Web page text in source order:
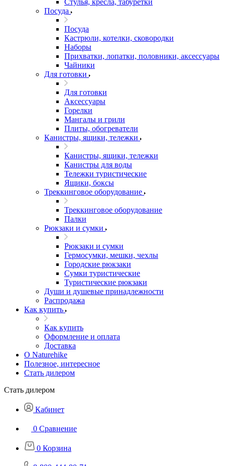
Стулья, кресла, табуретки
Посуда
Посуда
Кастрюли, котелки, сковородки
Наборы
Прихватки, лопатки, половники, аксессуары
Чайники
Для готовки
Для готовки
Аксессуары
Горелки
Мангалы и грили
Плиты, обогреватели
Канистры, ящики, тележки
Канистры, ящики, тележки
Канистры для воды
Тележки туристические
Ящики, боксы
Треккинговое оборудование
Треккинговое оборудование
Палки
Рюкзаки и сумки
Рюкзаки и сумки
Гермосумки, мешки, чехлы
Городские рюкзаки
Сумки туристические
Туристические рюкзаки
Души и душевые принадлежности
Распродажа
Как купить
Как купить
Оформление и оплата
Доставка
О Naturehike
Полезное, интересное
Стать дилером
Стать дилером
Кабинет
0 Сравнение
0 Корзина